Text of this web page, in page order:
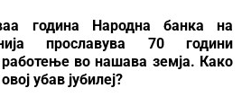
година Народна банка на
прославува 70 години
во нашава земја. Како
убав јубилеј?